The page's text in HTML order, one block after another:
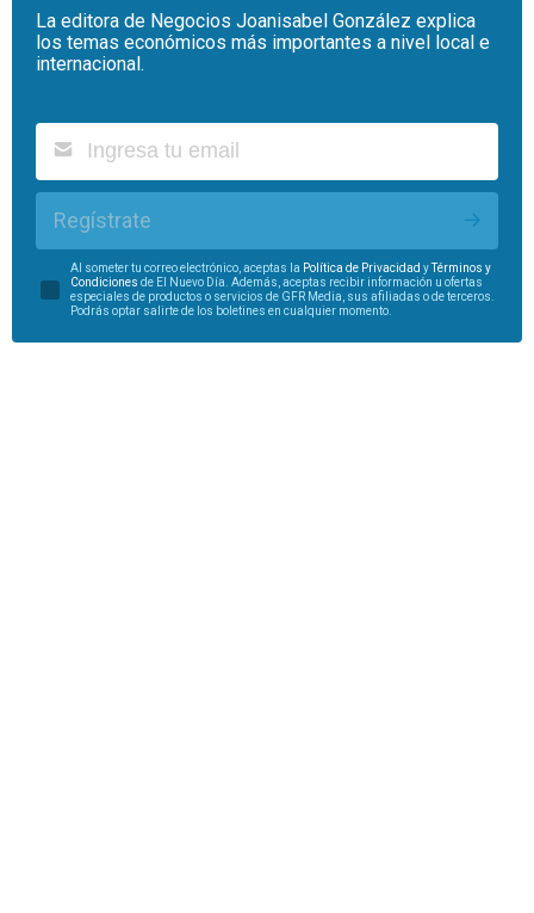
La editora de Negocios Joanisabel González explica
los temas económicos más importantes a nivel local e
internacional.
Regístrate
Al someter tu correo electrónico, aceptas la Política de Privacidad yTérminos y
Condiciones de El Nuevo Día. Además, aceptas recibir información u ofertas
especiales de productos o servicios de GFR Media, sus afiliadas o de terceros.
Podrás optar salirte de los boletines en cualquier momento.